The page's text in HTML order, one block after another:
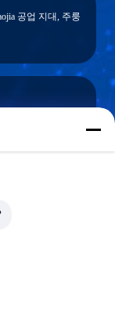
공업 지대, 주룽